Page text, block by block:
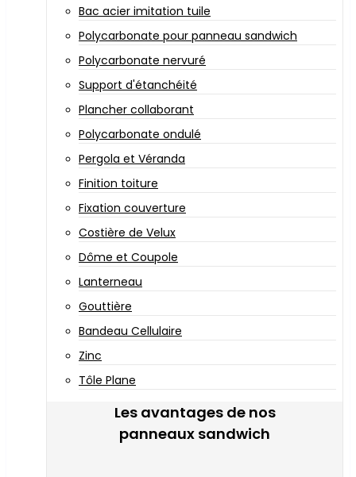
Bac acier imitation tuile
Polycarbonate pour panneau sandwich
Polycarbonate nervuré
Support d'étanchéité
Plancher collaborant
Polycarbonate ondulé
Pergola et Véranda
Finition toiture
Fixation couverture
Costière de Velux
Dôme et Coupole
Lanterneau
Gouttière
Bandeau Cellulaire
Zinc
Tôle Plane
Les avantages de nos
panneaux sandwich